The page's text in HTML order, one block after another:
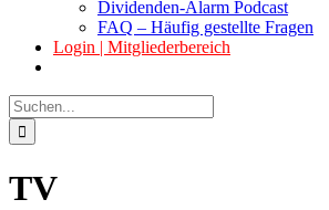
Dividenden-Alarm Podcast
FAQ – Häufig gestellte Fragen
Login | Mitgliederbereich
Suche
nach:
TV